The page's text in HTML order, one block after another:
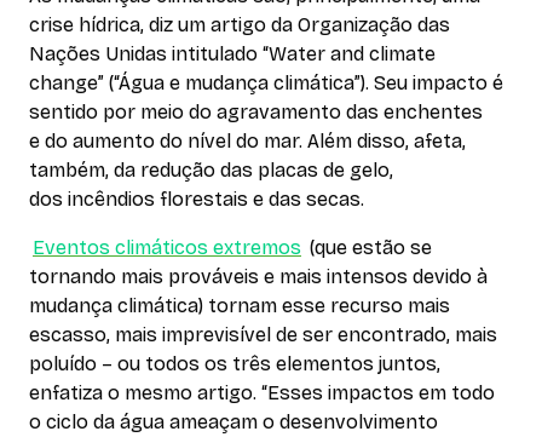
crise hídrica, diz um artigo da Organização das
Nações Unidas intitulado “Water and climate
change” (“Água e mudança climática”). Seu impacto é
sentido por meio do agravamento das enchentes
e do aumento do nível do mar. Além disso, afeta,
também, da redução das placas de gelo,
dos incêndios florestais e das secas.
Eventos climáticos extremos (que estão se
tornando mais prováveis e mais intensos devido à
mudança climática) tornam esse recurso mais
escasso, mais imprevisível de ser encontrado, mais
poluído – ou todos os três elementos juntos,
enfatiza o mesmo artigo. “Esses impactos em todo
o ciclo da água ameaçam o desenvolvimento